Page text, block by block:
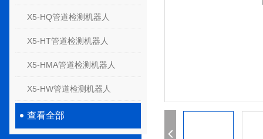
X5-HQ管道检测机器人
X5-HT管道检测机器人
X5-HMA管道检测机器人
X5-HW管道检测机器人
查看全部